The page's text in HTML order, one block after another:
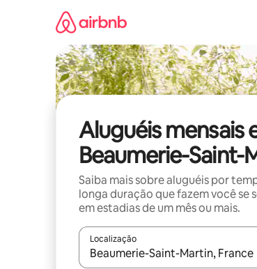
Aluguéis mensais
Beaumerie-Saint-
Saiba mais sobre aluguéis por
longa duração que fazem você se
em estadias de um mês ou mais.
Localização
Quando os resultados estiverem